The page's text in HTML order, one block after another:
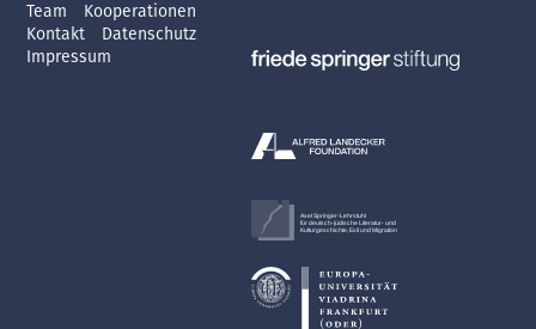
Team
Kooperationen
Kontakt
Datenschutz
Impressum
Axel Springer-Lehrstuhl
für deutsch-jüdische Literatur- und
Kulturgeschichte, Exil und Migration